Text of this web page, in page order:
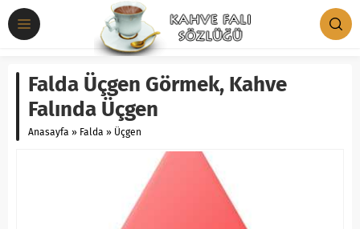
Falda Üçgen Görmek, Kahve
Falında Üçgen
Anasayfa » Falda » Üçgen